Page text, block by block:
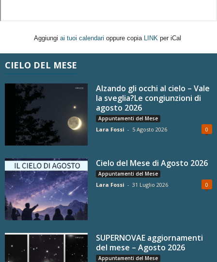
Aggiungi ai tuoi calendari oppure copia LINK per iCal
CIELO DEL MESE
Alzando gli occhi al cielo – Vale
la sveglia?Le congiunzioni di
agosto 2026
Appuntamenti del Mese
Lara Fossi - 5 Agosto 2026 0
Cielo del Mese di Agosto 2026
Appuntamenti del Mese
Lara Fossi - 31 Luglio 2026 0
SUPERNOVAE aggiornamenti
del mese – Agosto 2026
Appuntamenti del Mese